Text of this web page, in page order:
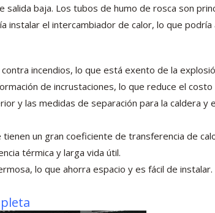
baja. Los tubos de humo de rosca son
instalar el intercambiador de calor, lo que
incendios, lo que está exento de la
de incrustaciones, lo que reduce el
y las medidas de separación para la caldera y
un gran coeficiente de transferencia de
térmica y larga vida útil.
lo que ahorra espacio y es fácil de instalar.